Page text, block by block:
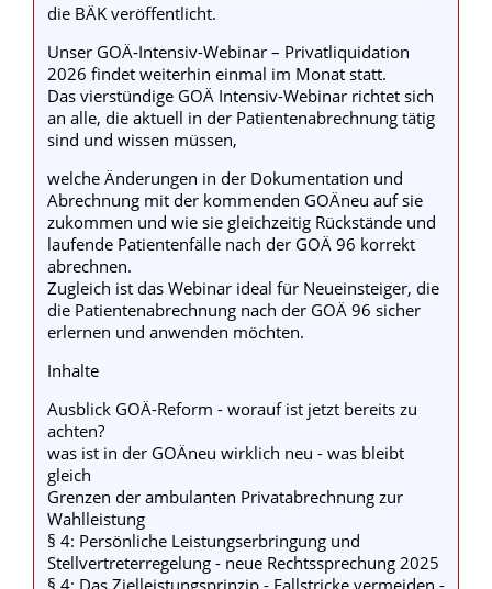
die BÄK veröffentlicht.
Unser GOÄ‑Intensiv-Webinar – Privatliquidation
2026 findet weiterhin einmal im Monat statt.
Das vierstündige GOÄ Intensiv-Webinar richtet sich
an alle, die aktuell in der Patientenabrechnung tätig
sind und wissen müssen,
welche Änderungen in der Dokumentation und
Abrechnung mit der kommenden GOÄneu auf sie
zukommen und wie sie gleichzeitig Rückstände und
laufende Patientenfälle nach der GOÄ 96 korrekt
abrechnen.
Zugleich ist das Webinar ideal für Neueinsteiger, die
die Patientenabrechnung nach der GOÄ 96 sicher
erlernen und anwenden möchten.
Inhalte
Ausblick GOÄ-Reform - worauf ist jetzt bereits zu
achten?
was ist in der GOÄneu wirklich neu - was bleibt
gleich
Grenzen der ambulanten Privatabrechnung zur
Wahlleistung
§ 4: Persönliche Leistungserbringung und
Stellvertreterregelung - neue Rechtssprechung 2025
§ 4: Das Zielleistungsprinzip - Fallstricke vermeiden -